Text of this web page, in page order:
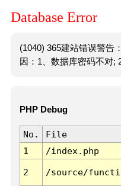
Database Error
(1040) 365建站错误警告
因：1、数据库密码不对;
PHP Debug
No. File
1
/index.php
2 /source/